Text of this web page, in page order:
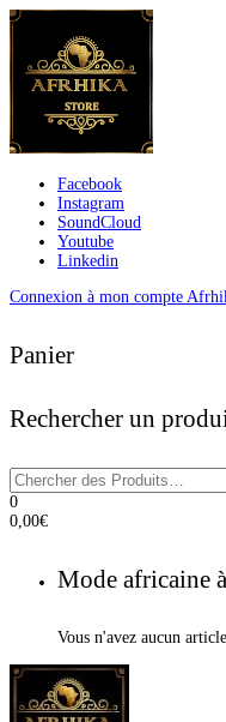
Facebook
Instagram
SoundCloud
Youtube
Linkedin
Connexion à mon compte
Panier
Rechercher un
0
0,00€
Mode africaine
Vous n'avez aucun